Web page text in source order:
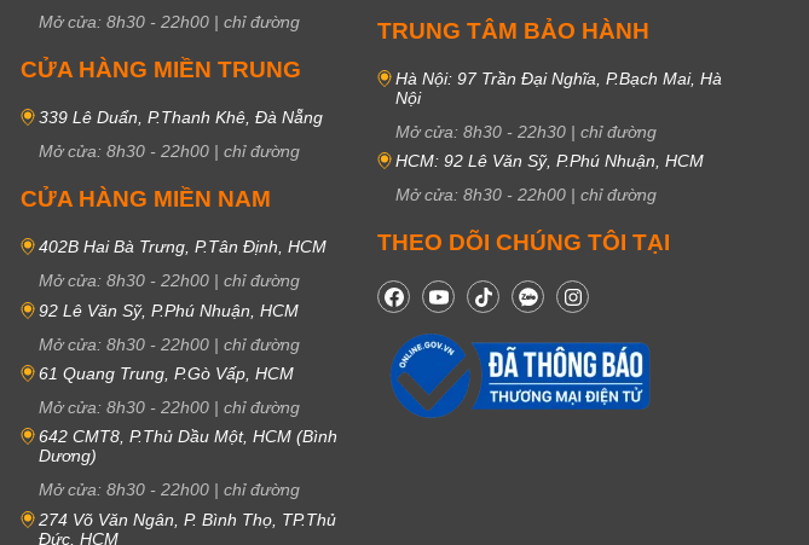
Mở cửa: 8h30 - 22h00 | chỉ đường
CỬA HÀNG MIỀN TRUNG
339 Lê Duẩn, P.Thanh Khê, Đà Nẵng
Mở cửa: 8h30 - 22h00 | chỉ đường
CỬA HÀNG MIỀN NAM
402B Hai Bà Trưng, P.Tân Định, HCM
Mở cửa: 8h30 - 22h00 | chỉ đường
92 Lê Văn Sỹ, P.Phú Nhuận, HCM
Mở cửa: 8h30 - 22h00 | chỉ đường
61 Quang Trung, P.Gò Vấp, HCM
Mở cửa: 8h30 - 22h00 | chỉ đường
642 CMT8, P.Thủ Dầu Một, HCM (Bình
Dương)
Mở cửa: 8h30 - 22h00 | chỉ đường
274 Võ Văn Ngân, P. Bình Thọ, TP.Thủ
Đức, HCM
TRUNG TÂM BẢO HÀNH
Hà Nội: 97 Trần Đại Nghĩa, P.Bạch Mai, Hà
Nội
Mở cửa: 8h30 - 22h30 | chỉ đường
HCM: 92 Lê Văn Sỹ, P.Phú Nhuận, HCM
Mở cửa: 8h30 - 22h00 | chỉ đường
THEO DÕI CHÚNG TÔI TẠI